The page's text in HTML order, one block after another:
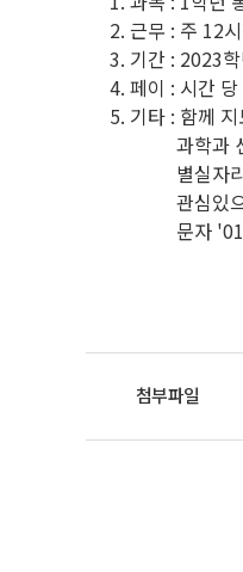
2. 근무 : 주 12
3. 기간 : 2023
4. 페이 : 시간
5. 기타 : 함께
과학과 선생
별실자리 예
관심있으
문자 '010 -